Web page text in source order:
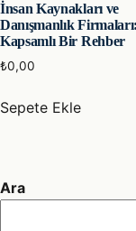
İnsan Kaynakları ve
Danışmanlık Firmaları:
Kapsamlı Bir Rehber
₺0,00
Sepete Ekle
Ara